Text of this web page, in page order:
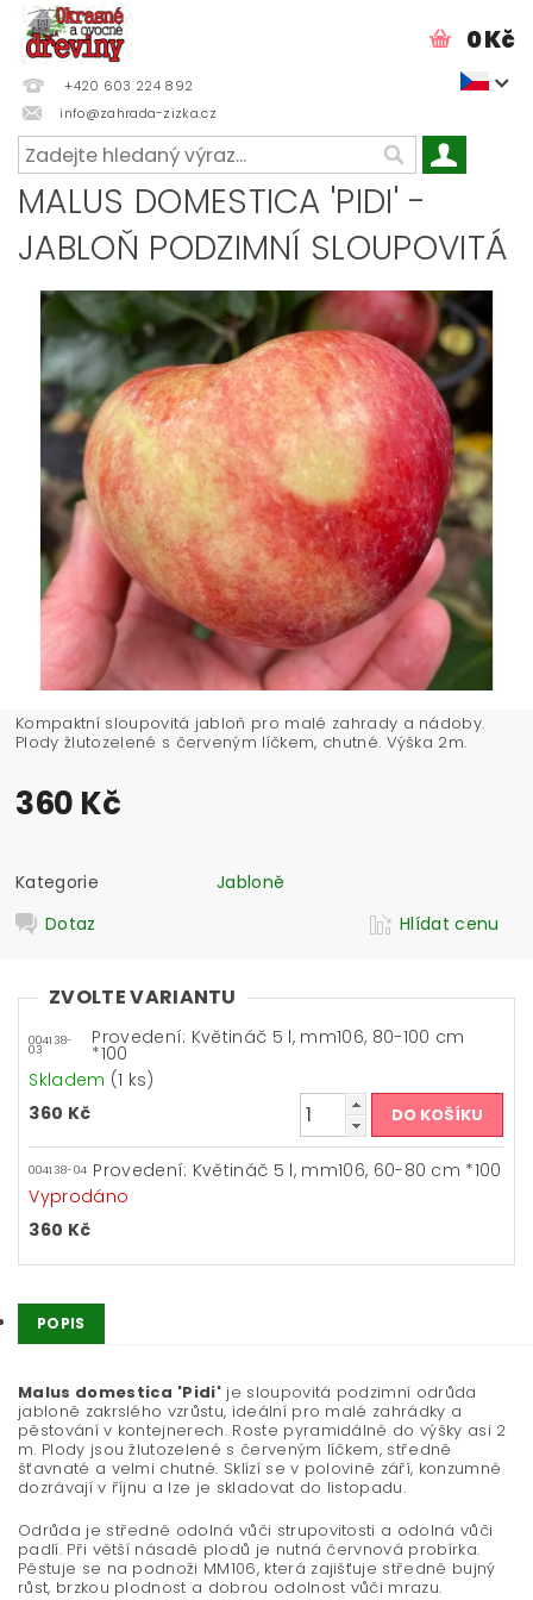
+420 603 224 892
info@zahrada-zizka.cz
0 Kč
MALUS DOMESTICA 'PIDI' -
JABLOŇ PODZIMNÍ SLOUPOVITÁ
Kompaktní sloupovitá jabloň pro malé zahrady a nádoby.
Plody žlutozelené s červeným líčkem, chutné. Výška 2m.
360 Kč
Kategorie
Jabloně
Dotaz
Hlídat cenu
ZVOLTE VARIANTU
004138-
03
Provedení: Květináč 5 l, mm106, 80-100 cm
*100
Skladem (1 ks)
360 Kč
004138-04 Provedení: Květináč 5 l, mm106, 60-80 cm *100
Vyprodáno
360 Kč
POPIS
Malus domestica 'Pidi' je sloupovitá podzimní odrůda
jabloně zakrslého vzrůstu, ideální pro malé zahrádky a
pěstování v kontejnerech. Roste pyramidálně do výšky asi 2
m. Plody jsou žlutozelené s červeným líčkem, středně
šťavnaté a velmi chutné. Sklízí se v polovině září, konzumně
dozrávají v říjnu a lze je skladovat do listopadu.
Odrůda je středně odolná vůči strupovitosti a odolná vůči
padlí. Při větší násadě plodů je nutná červnová probírka.
Pěstuje se na podnoži MM106, která zajišťuje středně bujný
růst, brzkou plodnost a dobrou odolnost vůči mrazu.